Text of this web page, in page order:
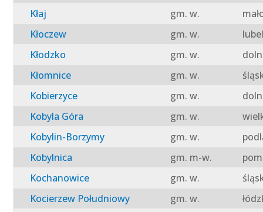
Kłaj
gm. w.
Kłoczew
gm. w.
Kłodzko
gm. w.
Kłomnice
gm. w.
Kobierzyce
gm. w.
Kobyla Góra
gm. w.
Kobylin-Borzymy
gm. w.
Kobylnica
gm. m-w.
Kochanowice
gm. w.
Kocierzew Południowy
gm. w.